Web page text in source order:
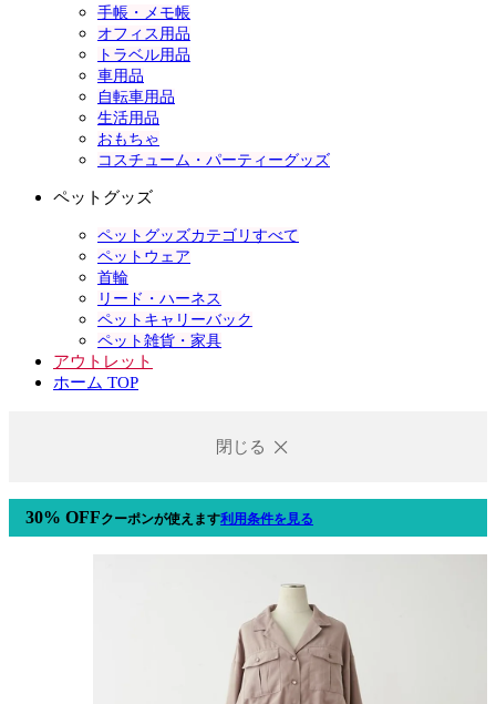
手帳・メモ帳
オフィス用品
トラベル用品
車用品
自転車用品
生活用品
おもちゃ
コスチューム・パーティーグッズ
ペットグッズ
ペットグッズカテゴリすべて
ペットウェア
首輪
リード・ハーネス
ペットキャリーバック
ペット雑貨・家具
アウトレット
ホーム TOP
閉じる
30% OFFクーポンが使えます利用条件を見る